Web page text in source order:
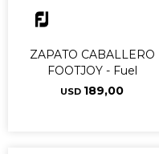
ZAPATO CABALLERO
FOOTJOY - Fuel
USD 189,00